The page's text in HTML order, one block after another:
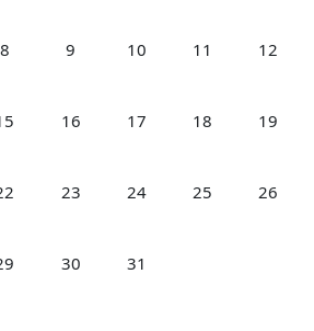
liepos 6
antradienis, liepos 7
įvykių, trečiadienis, liepos 8
8 Nėra įvykių, ketvirtadienis, liepos
9 Nėra įvykių,
10 Nėra įvykių,
11 Nėra
12
liepos 13
antradienis, liepos 14
įvykių, trečiadienis, liepos 15
Nėra įvykių, ketvirtadienis, liepos
16 Nėra įvykių,
17 Nėra įvykių,
18 Nėra
19
liepos 20
antradienis, liepos 21
įvykių, trečiadienis, liepos 22
Nėra įvykių, ketvirtadienis, liepos
23 Nėra įvykių,
24 Nėra įvykių,
25 Nėra
26
liepos 27
antradienis, liepos 28
įvykių, trečiadienis, liepos 29
Nėra įvykių, ketvirtadienis, liepos
30 Nėra įvykių,
31